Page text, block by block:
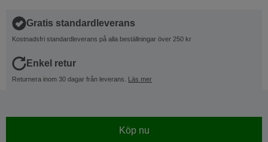
Gratis standardleverans
Kostnadsfri standardleverans på alla beställningar över 250 kr
Enkel retur
Returnera inom 30 dagar från leverans. Läs mer
Köp nu